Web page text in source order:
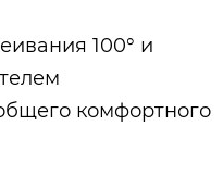
100° и
комфортного